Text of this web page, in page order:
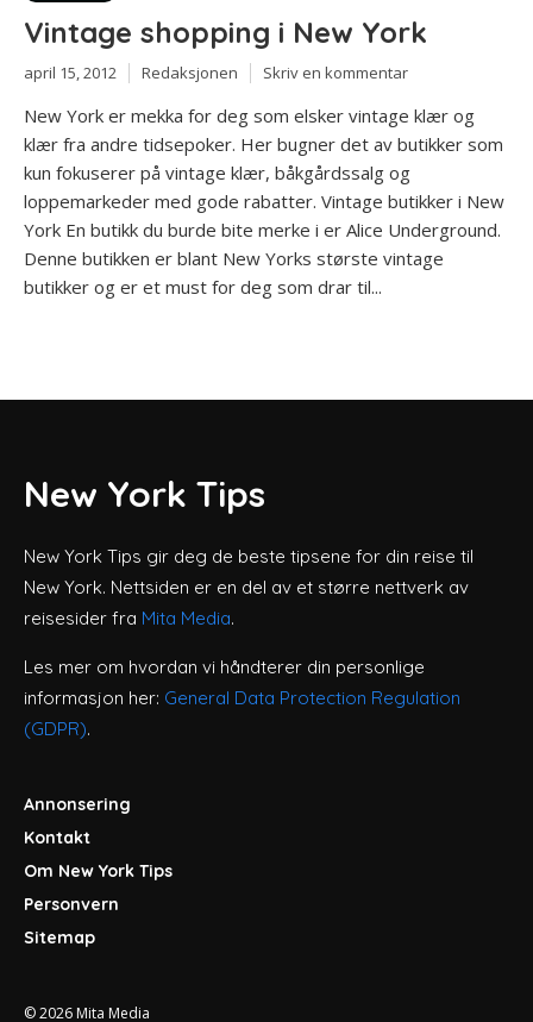
Vintage shopping i New York
april 15, 2012 Redaksjonen Skriv en kommentar
New York er mekka for deg som elsker vintage klær og
klær fra andre tidsepoker. Her bugner det av butikker som
kun fokuserer på vintage klær, båkgårdssalg og
loppemarkeder med gode rabatter. Vintage butikker i New
York En butikk du burde bite merke i er Alice Underground.
Denne butikken er blant New Yorks største vintage
butikker og er et must for deg som drar til...
New York Tips
New York Tips gir deg de beste tipsene for din reise til
New York. Nettsiden er en del av et større nettverk av
reisesider fra Mita Media.
Les mer om hvordan vi håndterer din personlige
informasjon her: General Data Protection Regulation
(GDPR).
Annonsering
Kontakt
Om New York Tips
Personvern
Sitemap
© 2026 Mita Media